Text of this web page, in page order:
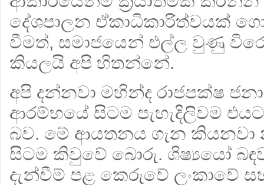
දේශපාලන ඒකාධිකාරිත්වයක්
වීමත්, සමාජයෙන් එල්ල වුණු
කියලයි අපි හිතන්නේ.
අපි දන්නවා මහින්ද රාජපක්ෂ
ආරම්භයේ සිටම පැහැදිලිවම
බව. මේ ආයතනය ගැන
සිටම කිවුවේ බොරු. ශිෂ්‍යයෝ
දැන්වීම් පළ කෙරුවේ ලංකාවේ